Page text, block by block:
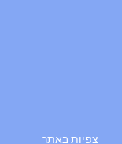
צפיות באתר